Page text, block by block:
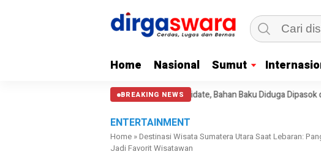
Home Nasional Sumut
BREAKING NEWS
Etomidate, Bahan Baku Diduga Dipasok dari Kamboja Tak Ada
ENTERTAINMENT
Home »Destinasi Wisata Sumatera Utara Saat Lebaran:
Jadi Favorit Wisatawan